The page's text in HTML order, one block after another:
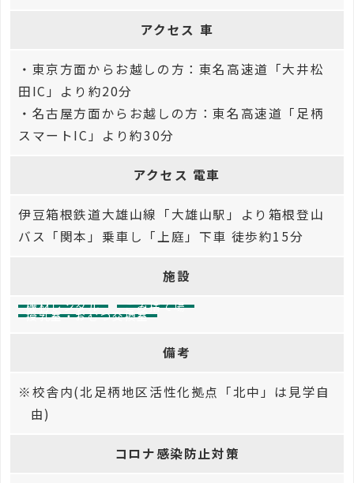
アクセス 車
・東京方面からお越しの方：東名高速道「大井松
田IC」より約20分
・名古屋方面からお越しの方：東名高速道「足柄
スマートIC」より約30分
アクセス 電車
伊豆箱根鉄道大雄山線「大雄山駅」より箱根登山
バス「関本」乗車し「上庭」下車 徒歩約15分
施設
機材レンタル ごみ捨て場
授乳室・おむつ交換室
備考
※校舎内(北足柄地区活性化拠点「北中」は見学自
由)
コロナ感染防止対策